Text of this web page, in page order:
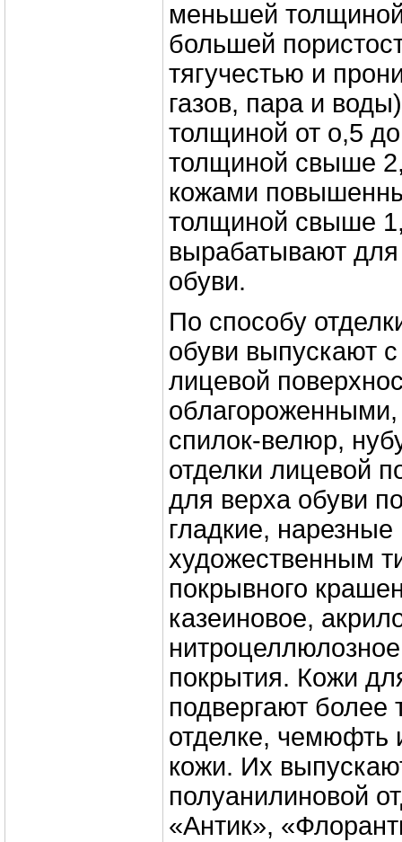
меньшей
большей
тягучестью и
газов, пара и
толщиной от о,5
толщиной свыше
кожами
толщиной свыше
вырабатывают
обуви.
По способу
обуви выпускают
лицевой
спилок-велюр,
отделки лицевой
для верха обуви
гладкие, нарезные
художественным
покрывного
казеиновое,
покрытия. Кожи
подвергают более
отделке, чемюфть
кожи. Их
полуанилиновой
«Антик»,